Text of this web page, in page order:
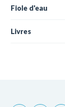
Fiole d'eau
Livres